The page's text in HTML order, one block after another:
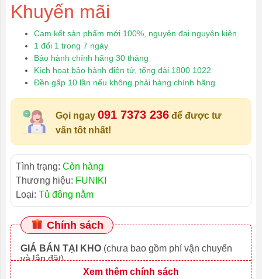
Khuyến mãi
Cam kết sản phẩm mới 100%, nguyên đai nguyên kiện.
1 đổi 1 trong 7 ngày
Bảo hành chính hãng 30 tháng
Kích hoạt bảo hành điện tử, tổng đài 1800 1022
Đền gấp 10 lần nếu không phải hàng chính hãng
Gọi ngay 091 7373 236 để được tư
vấn tốt nhất!
Tình trạng: Còn hàng
Thương hiệu: FUNIKI
Loại: Tủ đông nằm
Chính sách
GIÁ BÁN TẠI KHO (chưa bao gồm phí vận chuyển
và lắp đặt)
Xem thêm chính sách